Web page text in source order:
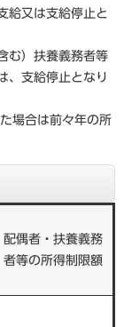
給又は支給停止と
む）扶養義務者等
、支給停止となり
場合は前々年の所
配偶者・扶養義務
者等の所得制限額